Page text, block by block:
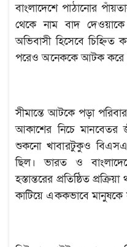
বাংলাদেশে পাঠানোর
থেকে নাম বাদ
অভিবাসী হিসেবে চিহ্নিত
পরেও অনেককে আটক করে
সীমান্তে আটকে পড়া
আকাশের নিচে মানবেতর
শুকনো খাবারটুকুও
ছিল। ভারত ও
হস্তান্তরের প্রতিষ্ঠিত
কাটিয়ে এককভাবে মানুষকে